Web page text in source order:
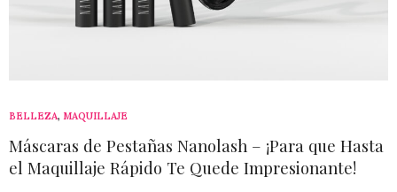
BELLEZA, MAQUILLAJE
Máscaras de Pestañas Nanolash – ¡Para que Hasta
el Maquillaje Rápido Te Quede Impresionante!